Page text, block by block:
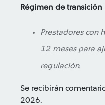
Régimen de transición
Prestadores con
12 meses para
regulación.
Se recibirán
2026.